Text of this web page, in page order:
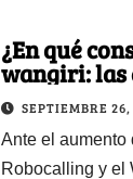
¿En qué
wangiri: las
frecuentes?
SEPTIEMBRE
Ante el aumento
Robocalling y el